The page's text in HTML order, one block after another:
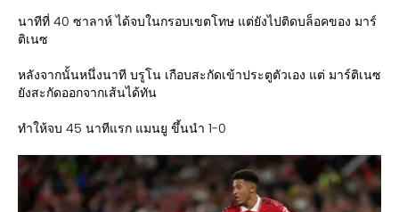
นาทีที่ 40 ซาลาห์ ได้จบในกรอบเขตโทษ แต่ยังไปติดบล็อคของ มาร์
ติเนซ
หลังจากนั้นหนึ่งนาที บรูโน เกือบสะกัดเข้าประตูตัวเอง แต่ มาร์ติเนซ
ยังสะกัดออกจากเส้นได้ทัน
ทำให้จบ 45 นาทีแรก แมนยู ขึ้นนำ 1-0